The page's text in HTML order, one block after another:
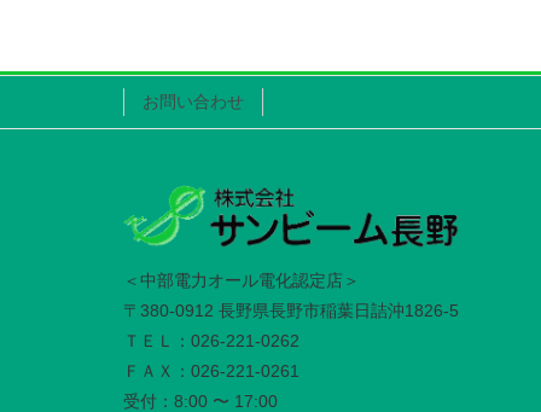
お問い合わせ
＜中部電力オール電化認定店＞
〒380-0912 長野県長野市稲葉日詰沖1826-5
ＴＥＬ：026-221-0262
ＦＡＸ：026-221-0261
受付：8:00 〜 17:00